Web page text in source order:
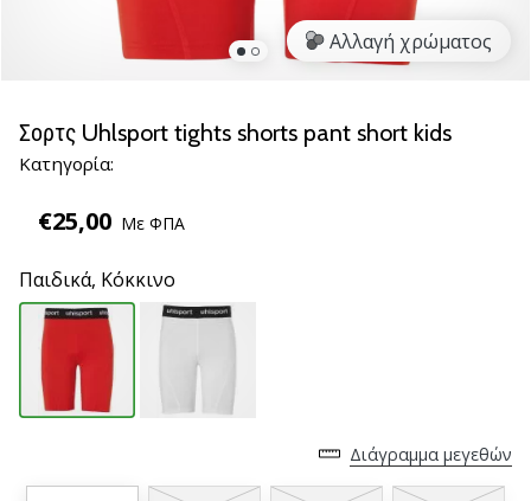
παπούτσια
Accelerate
NITRO
SQD
Ανακάλυψε
τεχνικές
αναβαθμίσεις
και
αν
αξίζει…
25. 11. 2024
Αλλαγή χρώματος
Σορτς Uhlsport tights shorts pant short kids
Κατηγορία:
€25,00 Με ΦΠΑ
Παιδικά, Κόκκινο
Διάγραμμα μεγεθών